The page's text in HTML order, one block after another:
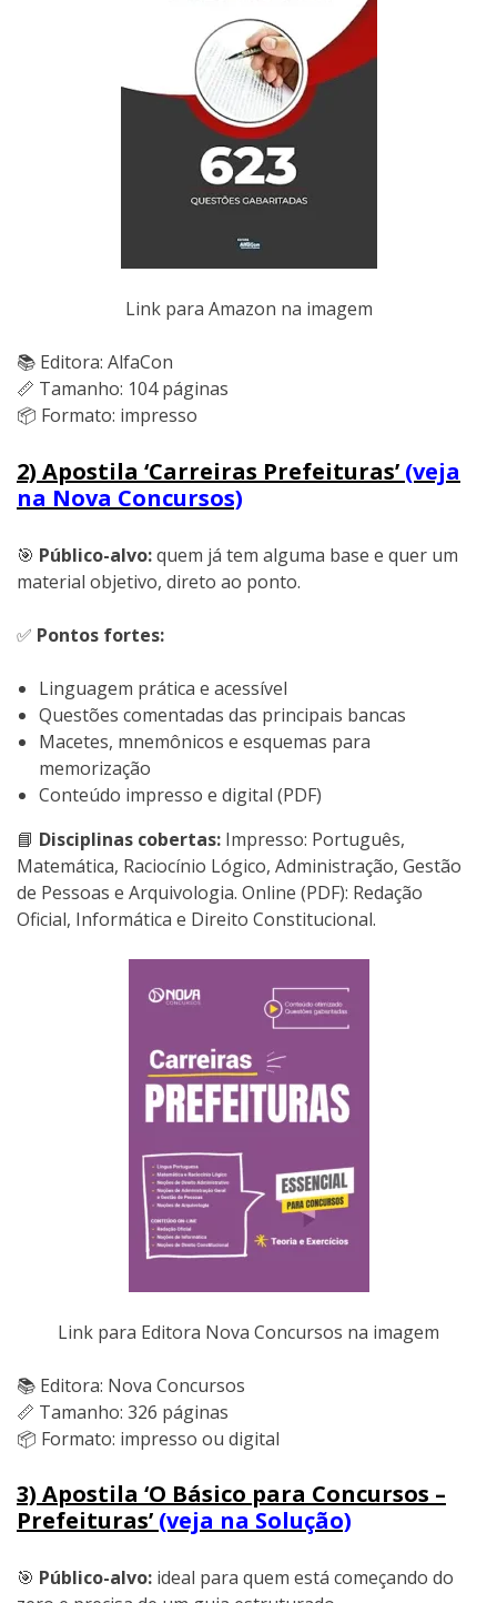
Link para Amazon na imagem
📚 Editora: AlfaCon
📏 Tamanho: 104 páginas
📦 Formato: impresso
2) Apostila ‘Carreiras Prefeituras’ (veja
na Nova Concursos)
🎯 Público-alvo:quem já tem alguma base e quer um
material objetivo, direto ao ponto.
✅ Pontos fortes:
Linguagem prática e acessível
Questões comentadas das principais bancas
Macetes, mnemônicos e esquemas para
memorização
Conteúdo impresso e digital (PDF)
📘 Disciplinas cobertas: Impresso: Português,
Matemática, Raciocínio Lógico, Administração, Gestão
de Pessoas e Arquivologia. Online (PDF): Redação
Oficial, Informática e Direito Constitucional.
Link para Editora Nova Concursos na imagem
📚 Editora: Nova Concursos
📏 Tamanho: 326 páginas
📦 Formato: impresso ou digital
3) Apostila ‘O Básico para Concursos –
Prefeituras’ (veja na Solução)
🎯 Público-alvo: ideal para quem está começando do